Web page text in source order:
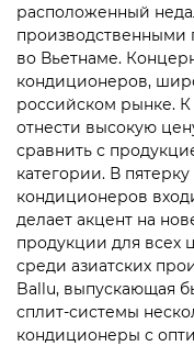
расположенный
производственными
во Вьетнаме.
кондиционеров,
российском рынке.
отнести высокую
сравнить с
категории. В
кондиционеров
делает акцент на
продукции для всех
среди азиатских
Ballu, выпускающая
сплит-системы
кондиционеры с